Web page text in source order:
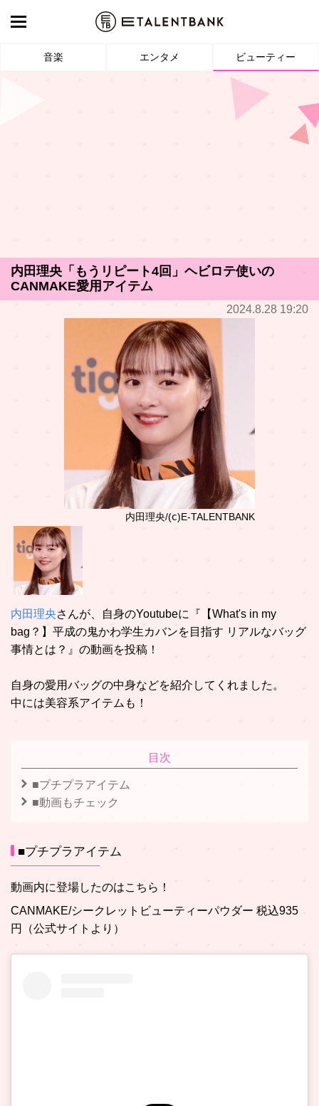
音楽 エンタメ ビューティー
内田理央「もうリピート4回」ヘビロテ使いの
CANMAKE愛用アイテム
2024.8.28 19:20
内田理央/(ⅽ)E-TALENTBANK
内田理央さんが、自身のYoutubeに『【What's in my
bag？】平成の鬼かわ学生カバンを目指す リアルなバッグ
事情とは？』の動画を投稿！
自身の愛用バッグの中身などを紹介してくれました。
中には美容系アイテムも！
目次
■プチプラアイテム
■動画もチェック
■プチプラアイテム
動画内に登場したのはこちら！
CANMAKE/シークレットビューティーパウダー 税込935
円（公式サイトより）